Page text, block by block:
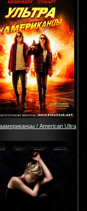
/ American Ultra